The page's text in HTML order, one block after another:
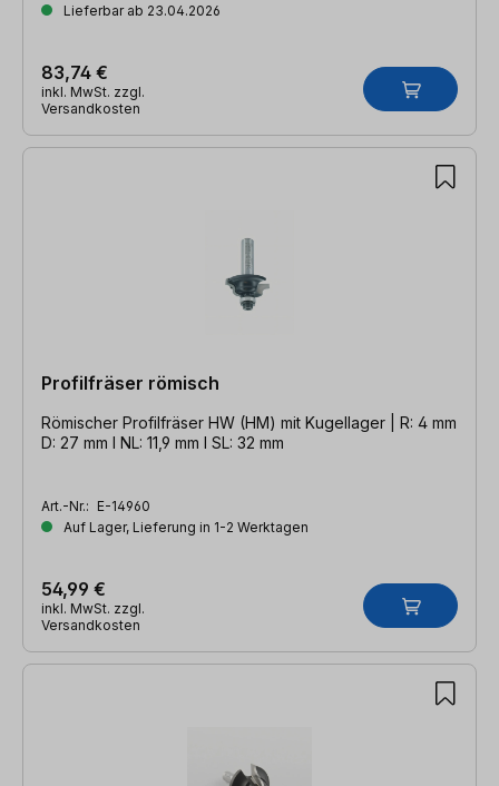
Lieferbar ab 23.04.2026
83,74 €
inkl. MwSt. zzgl.
Versandkosten
Profilfräser römisch
Römischer Profilfräser HW (HM) mit Kugellager | R: 4 mm
D: 27 mm l NL: 11,9 mm l SL: 32 mm
Art.-Nr.: E-14960
Auf Lager, Lieferung in 1-2 Werktagen
54,99 €
inkl. MwSt. zzgl.
Versandkosten